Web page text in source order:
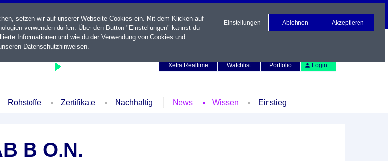
Xetra Realtime
Watchlist Portfolio Login
Rohstoffe Zertifikate Nachhaltig News Wissen Einstieg
B O.N.
setzen wir auf unserer Webseite Cookies ein. Mit dem Klicken auf
verwenden dürfen. Über den Button "Einstellungen" kannst du
Informationen und wie du der Verwendung von Cookies und
Datenschutzhinweisen.
Einstellungen Ablehnen Akzeptieren